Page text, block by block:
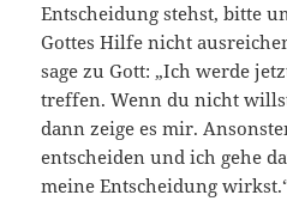
Entscheidung stehst, bitte
Gottes Hilfe nicht
sage zu Gott: „Ich werde
treffen. Wenn du nicht
dann zeige es mir.
entscheiden und ich gehe
meine Entscheidung